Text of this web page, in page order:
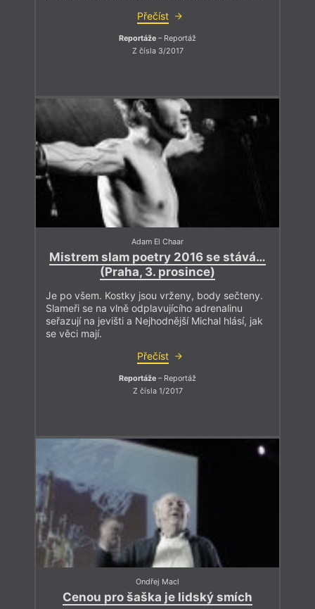
Přečíst
Reportáže – Reportáž
Z čísla 3/2017
Adam El Chaar
Mistrem slam poetry 2016 se stává…
(Praha, 3. prosince)
Je po všem. Kostky jsou vrženy, body sečteny.
Slameři se na vlně odplavujícího adrenalinu
seřazují na jevišti a Nejhodnější Michal hlásí, jak
se věci mají.
Přečíst
Reportáže – Reportáž
Z čísla 1/2017
Ondřej Macl
Cenou pro šaška je lidský smích